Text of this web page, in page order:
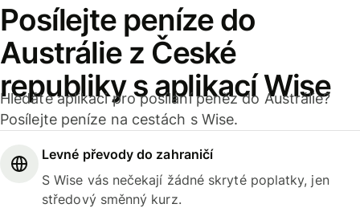
Posílejte peníze do
Austrálie z České
republiky s aplikací Wise
Hledáte aplikaci pro posílání peněz do Austrálie?
Posílejte peníze na cestách s Wise.
Levné převody do zahraničí
S Wise vás nečekají žádné skryté poplatky, jen
středový směnný kurz.